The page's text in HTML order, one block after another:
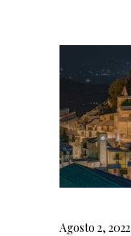
Agosto 2, 2022